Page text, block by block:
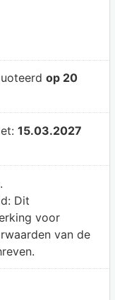
op 20
15.03.2027
Dit
voor
van de